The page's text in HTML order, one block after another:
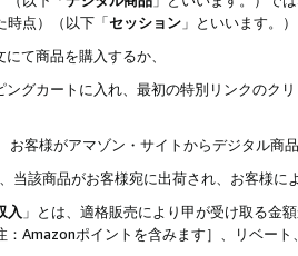
時点）（以下「セッション 」といいます。
て商品を購入するか、
ングカートに入れ、最初の特別リンクのク
お客様がアマゾン・サイトからデジタル
当該商品がお客様宛に出荷され、お客様
入 」とは、適格販売により甲が受け取る金
：Amazonポイントを含みます］、リベー